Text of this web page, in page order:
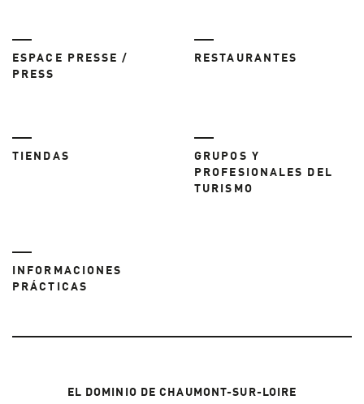
ESPACE PRESSE /
PRESS
RESTAURANTES
TIENDAS
GRUPOS Y
PROFESIONALES DEL
TURISMO
INFORMACIONES
PRÁCTICAS
EL DOMINIO DE CHAUMONT-SUR-LOIRE